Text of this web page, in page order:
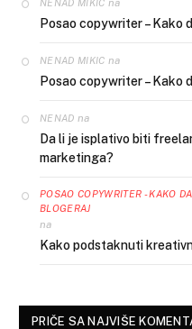
NENAD MIKIC na
Posao copywriter – Kako
NENAD MIKIC na
Posao copywriter – Kako
NENAD na
Da li je isplativo biti
marketinga?
POSAO COPYWRITER - KAKO
BLOGERAJ
na
Kako podstaknuti
PRIČE SA NAJVIŠE